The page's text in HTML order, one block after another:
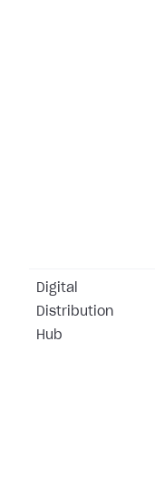
Digital
Distribution
Hub